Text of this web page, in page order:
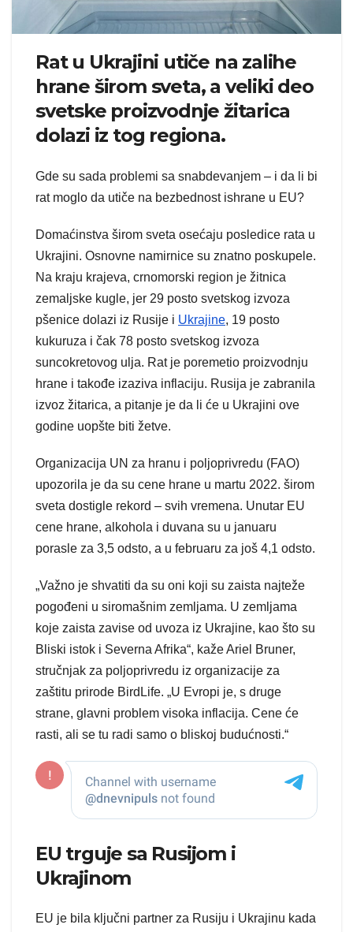
Rat u Ukrajini utiče na zalihe
hrane širom sveta, a veliki deo
svetske proizvodnje žitarica
dolazi iz tog regiona.
Gde su sada problemi sa snabdevanjem – i da li bi
rat moglo da utiče na bezbednost ishrane u EU?
Domaćinstva širom sveta osećaju posledice rata u
Ukrajini. Osnovne namirnice su znatno poskupele.
Na kraju krajeva, crnomorski region je žitnica
zemaljske kugle, jer 29 posto svetskog izvoza
pšenice dolazi iz Rusije i Ukrajine, 19 posto
kukuruza i čak 78 posto svetskog izvoza
suncokretovog ulja. Rat je poremetio proizvodnju
hrane i takođe izaziva inflaciju. Rusija je zabranila
izvoz žitarica, a pitanje je da li će u Ukrajini ove
godine uopšte biti žetve.
Organizacija UN za hranu i poljoprivredu (FAO)
upozorila je da su cene hrane u martu 2022. širom
sveta dostigle rekord – svih vremena. Unutar EU
cene hrane, alkohola i duvana su u januaru
porasle za 3,5 odsto, a u februaru za još 4,1 odsto.
„Važno je shvatiti da su oni koji su zaista najteže
pogođeni u siromašnim zemljama. U zemljama
koje zaista zavise od uvoza iz Ukrajine, kao što su
Bliski istok i Severna Afrika“, kaže Ariel Bruner,
stručnjak za poljoprivredu iz organizacije za
zaštitu prirode BirdLife. „U Evropi je, s druge
strane, glavni problem visoka inflacija. Cene će
rasti, ali se tu radi samo o bliskoj budućnosti.“
EU trguje sa Rusijom i
Ukrajinom
EU je bila ključni partner za Rusiju i Ukrajinu kada